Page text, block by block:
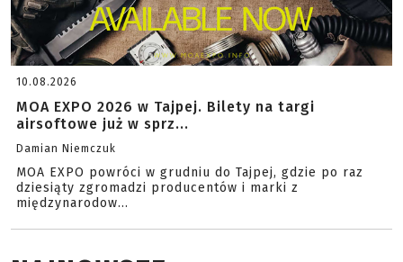
10.08.2026
MOA EXPO 2026 w Tajpej. Bilety na targi
airsoftowe już w sprz...
Damian Niemczuk
MOA EXPO powróci w grudniu do Tajpej, gdzie po raz
dziesiąty zgromadzi producentów i marki z
międzynarodow...